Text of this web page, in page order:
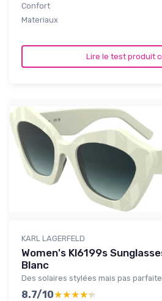
Confort
Materiaux
Lire le test produit
KARL LAGERFELD
Women's Kl6199s
Blanc
Des solaires stylées mais pas
8.7/10★★★★★
★★★★★